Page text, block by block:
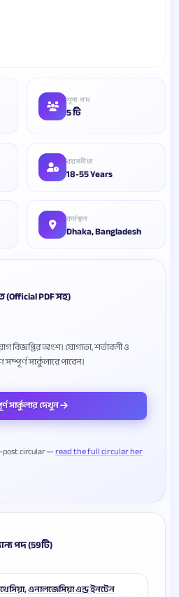
শূন্য পদ
5 টি
বয়সসীমা
18-55 Years
কর্মস্থল
Dhaka, Bangladesh
(Official PDF সহ)
অংশ। যোগ্যতা, শর্তাবলী ও
সার্কুলার দেখুন
circular —read the full circular her
পদ (59টি)
এনালজেসিয়া এন্ড ইনটেন